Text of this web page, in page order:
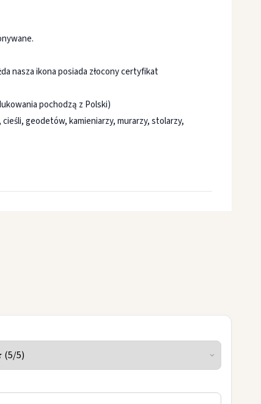
nasza ikona posiada złocony certyfikat
pochodzą z Polski)
geodetów, kamieniarzy, murarzy, stolarzy,